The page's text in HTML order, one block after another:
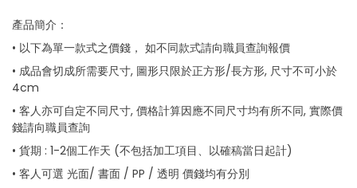
產品簡介：
• 以下為單一款式之價錢， 如不同款式請向職員查詢報價
• 成品會切成所需要尺寸, 圖形只限於正方形/長方形, 尺寸不可小於
4cm
• 客人亦可自定不同尺寸, 價格計算因應不同尺寸均有所不同, 實際價
錢請向職員查詢
• 貨期 : 1-2個工作天 (不包括加工項目、以確稿當日起計)
• 客人可選 光面/ 書面 / PP / 透明 價錢均有分別